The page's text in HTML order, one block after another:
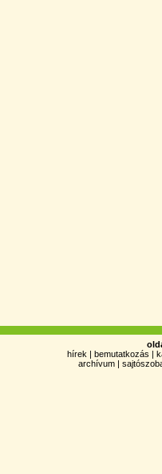
hírek | bemutatkozás |
archívum |